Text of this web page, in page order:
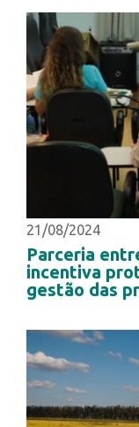
21/08/2024
Parceria
incentiva
gestão das